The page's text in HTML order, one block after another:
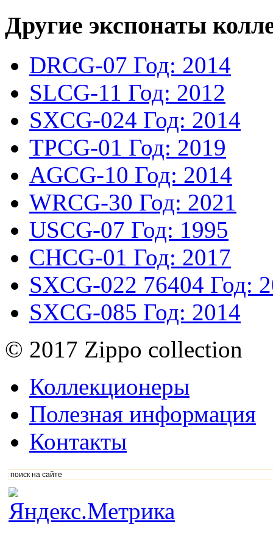
Другие экспонаты
DRCG-07 Год: 2014
SLCG-11 Год: 2012
SXCG-024 Год: 2014
TPCG-01 Год: 2019
AGCG-10 Год: 2014
WRCG-30 Год: 2021
USCG-07 Год: 1995
CHCG-01 Год: 2017
SXCG-022 76404 Год:
SXCG-085 Год: 2014
© 2017 Zippo collection
Коллекционеры
Полезная информация
Контакты